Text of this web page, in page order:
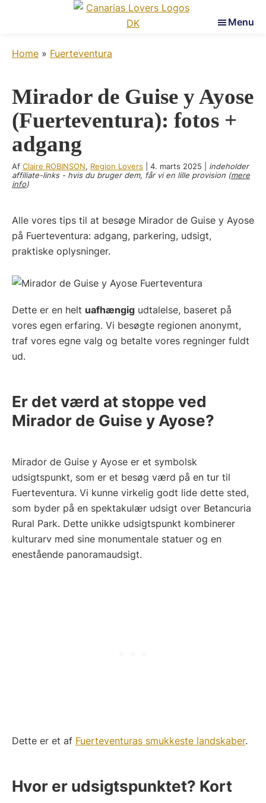
content
sidebar
Lovers
dine
De
Kanariske
Øer
Menu
Home » Fuerteventura
Mirador de Guise y Ayose
(Fuerteventura): fotos +
adgang
Af Claire ROBINSON, Region Lovers 4. marts 2025
indeholder
affiliate-links - hvis du bruger dem, får vi en lille provision (mere
info)
Alle vores tips til at besøge Mirador de Guise y Ayose
på Fuerteventura: adgang, parkering, udsigt,
praktiske oplysninger.
Dette er en helt uafhængig udtalelse, baseret på
vores egen erfaring. Vi besøgte regionen anonymt,
traf vores egne valg og betalte vores regninger fuldt
ud.
Er det værd at stoppe ved
Mirador de Guise y Ayose?
Mirador de Guise y Ayose er et symbolsk
udsigtspunkt, som er et besøg værd på en tur til
Fuerteventura. Vi kunne virkelig godt lide dette sted,
som byder på en spektakulær udsigt over Betancuria
Rural Park. Dette unikke udsigtspunkt kombinerer
kulturarv med sine monumentale statuer og en
enestående panoramaudsigt.
Dette er et af Fuerteventuras smukkeste landskaber.
Hvor er udsigtspunktet? Kort